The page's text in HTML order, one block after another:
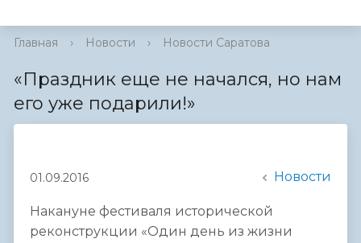
Главная › Новости › Новости Саратова
«Праздник еще не начался, но нам
его уже подарили!»
01.09.2016 Новости
Накануне фестиваля исторической
реконструкции «Один день из жизни